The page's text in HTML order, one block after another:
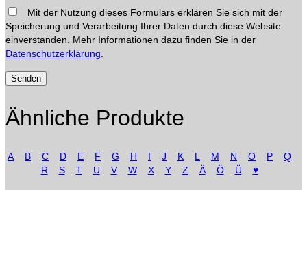
Mit der Nutzung dieses Formulars erklären Sie sich mit der
Speicherung und Verarbeitung Ihrer Daten durch diese Website
einverstanden. Mehr Informationen dazu finden Sie in der
Datenschutzerklärung
Ähnliche Produkte
A B C D E F G H I J K L M N O P
Q
R
S T U V W X Y Z Ä Ö Ü ♥